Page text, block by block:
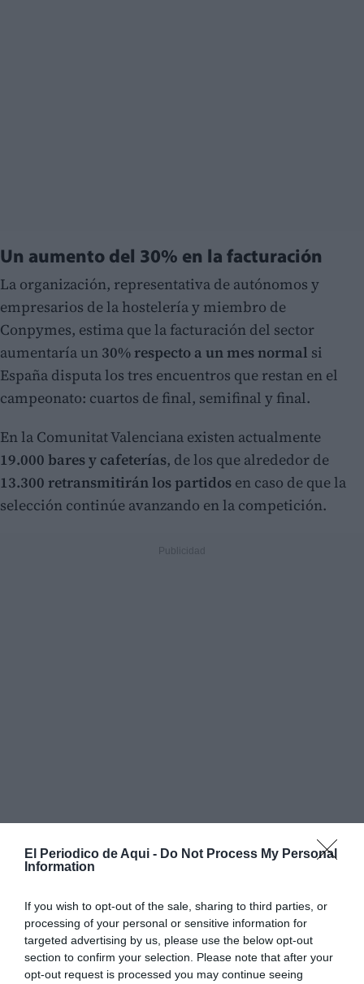
El Periodico de Aqui - Do Not Process My Personal
Information
If you wish to opt-out of the sale, sharing to third parties, or
processing of your personal or sensitive information for
targeted advertising by us, please use the below opt-out
section to confirm your selection. Please note that after your
opt-out request is processed you may continue seeing
Un aumento del 30% en la facturación
La organización, representativa de autónomos y
empresarios de la hostelería y miembro de
Conpymes, estima que la facturación del sector
aumentaría un 30% respecto a un mes normal si
España disputa los tres encuentros que restan en el
campeonato: cuartos de final, semifinal y final.
En la Comunitat Valenciana existen actualmente
19.000 bares y cafeterías, de los que alrededor de
13.300 retransmitirán los partidos en caso de que la
selección continúe avanzando en la competición.